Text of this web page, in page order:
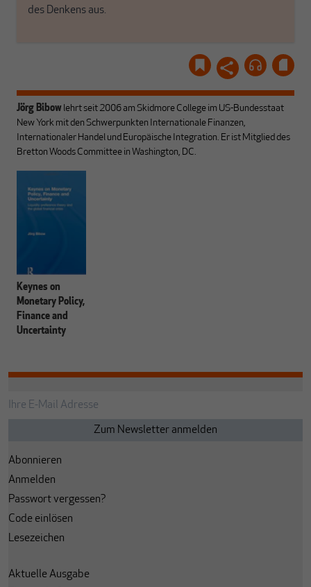
des Denkens aus.
Jörg Bibow lehrt seit 2006 am Skidmore College im US-Bundesstaat
New York mit den Schwerpunkten Internationale Finanzen,
Internationaler Handel und Europäische Integration. Er ist Mitglied des
Bretton Woods Committee in Washington, DC.
Keynes on
Monetary Policy,
Finance and
Uncertainty
Abonnieren
Anmelden
Passwort vergessen?
Code einlösen
Lesezeichen
Aktuelle Ausgabe